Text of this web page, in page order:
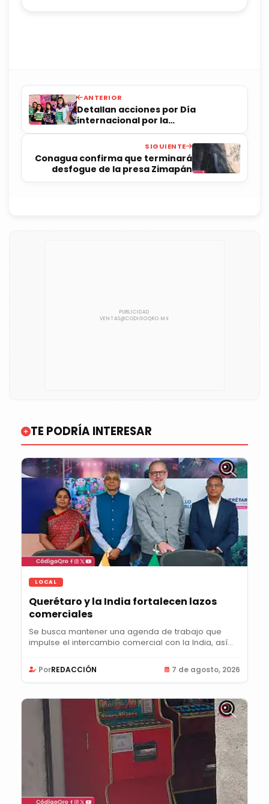
ANTERIOR
Detallan acciones por Día
internacional por la
Despenalización del Aborto
SIGUIENTE
Conagua confirma que terminará
desfogue de la presa Zimapán
TE PODRÍA INTERESAR
LOCAL
Querétaro y la India fortalecen lazos
comerciales
Se busca mantener una agenda de trabajo que
impulse el intercambio comercial con la India, así
PorREDACCIÓN 7 de agosto, 2026